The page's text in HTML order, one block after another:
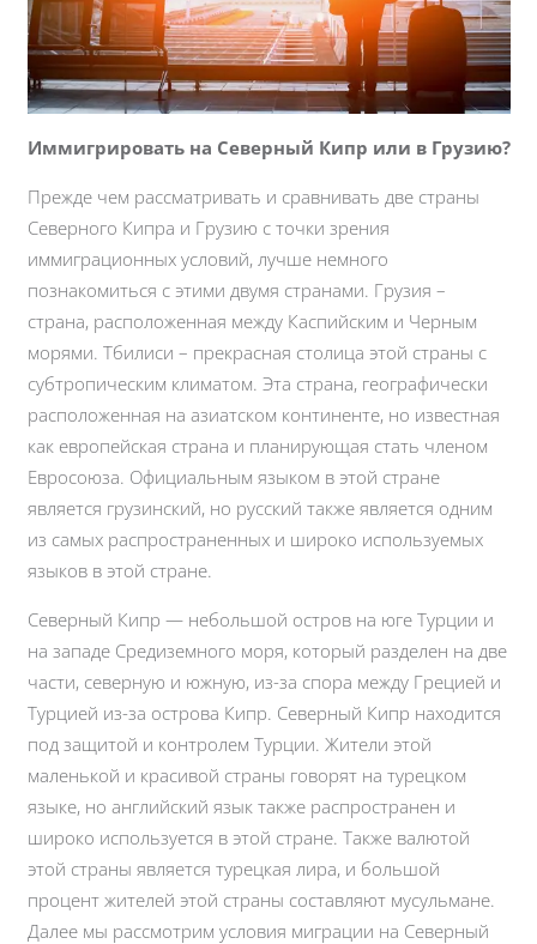
Иммигрировать на Северный Кипр или в Грузию?
Прежде чем рассматривать и сравнивать две страны
Северного Кипра и Грузию с точки зрения
иммиграционных условий, лучше немного
познакомиться с этими двумя странами. Грузия –
страна, расположенная между Каспийским и Черным
морями. Тбилиси – прекрасная столица этой страны с
субтропическим климатом. Эта страна, географически
расположенная на азиатском континенте, но известная
как европейская страна и планирующая стать членом
Евросоюза. Официальным языком в этой стране
является грузинский, но русский также является одним
из самых распространенных и широко используемых
языков в этой стране.
Северный Кипр — небольшой остров на юге Турции и
на западе Средиземного моря, который разделен на две
части, северную и южную, из-за спора между Грецией и
Турцией из-за острова Кипр. Северный Кипр находится
под защитой и контролем Турции. Жители этой
маленькой и красивой страны говорят на турецком
языке, но английский язык также распространен и
широко используется в этой стране. Также валютой
этой страны является турецкая лира, и большой
процент жителей этой страны составляют мусульмане.
Далее мы рассмотрим условия миграции на Северный